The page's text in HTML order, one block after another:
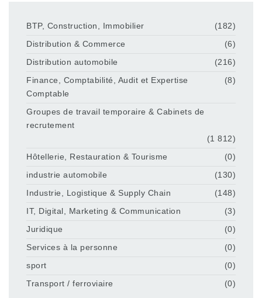
BTP, Construction, Immobilier
(182)
Distribution & Commerce
(6)
Distribution automobile
(216)
Finance, Comptabilité, Audit et Expertise
Comptable
(8)
Groupes de travail temporaire & Cabinets de
recrutement
(1 812)
Hôtellerie, Restauration & Tourisme
(0)
industrie automobile
(130)
Industrie, Logistique & Supply Chain
(148)
IT, Digital, Marketing & Communication
(3)
Juridique
(0)
Services à la personne
(0)
sport
(0)
Transport / ferroviaire
(0)